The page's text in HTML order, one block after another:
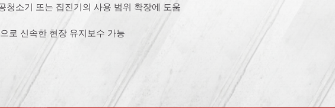
청소기 또는 집진기의 사용 범위 확장에 도움
로 신속한 현장 유지보수 가능